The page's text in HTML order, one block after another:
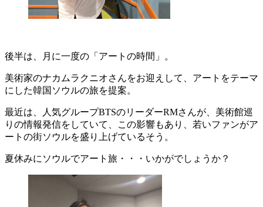
後半は、月に一度の「アートの時間」。
美術家のナカムラクニオさんをお迎えして、アートをテーマ
にした韓国ソウルの旅を提案。
最近は、人気グループBTSのリーダーRMさんが、美術館巡
りの情報発信をしていて、この影響もあり、若いファンがア
ートの街ソウルを盛り上げているそう。
夏休みにソウルでアート旅・・・いかがでしょうか？